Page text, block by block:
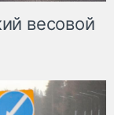
весовой